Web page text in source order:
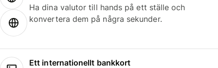
Ha dina valutor till hands på ett ställe och
konvertera dem på några sekunder.
Ett internationellt bankkort